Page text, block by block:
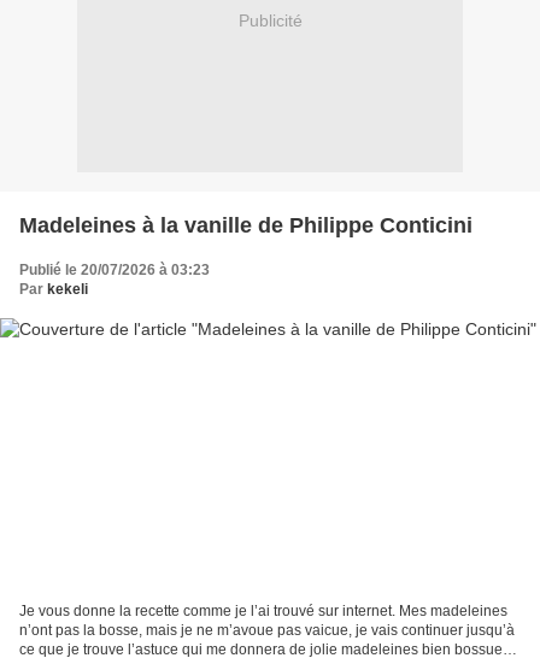
Publicité
Madeleines à la vanille de Philippe Conticini
Publié le 20/07/2026 à 03:23
Par kekeli
Je vous donne la recette comme je l’ai trouvé sur internet. Mes madeleines
n’ont pas la bosse, mais je ne m’avoue pas vaicue, je vais continuer jusqu’à
ce que je trouve l’astuce qui me donnera de jolie madeleines bien bossues.